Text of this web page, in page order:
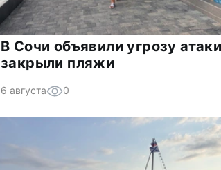
В Сочи объявили угрозу
закрыли пляжи
6 августа 0